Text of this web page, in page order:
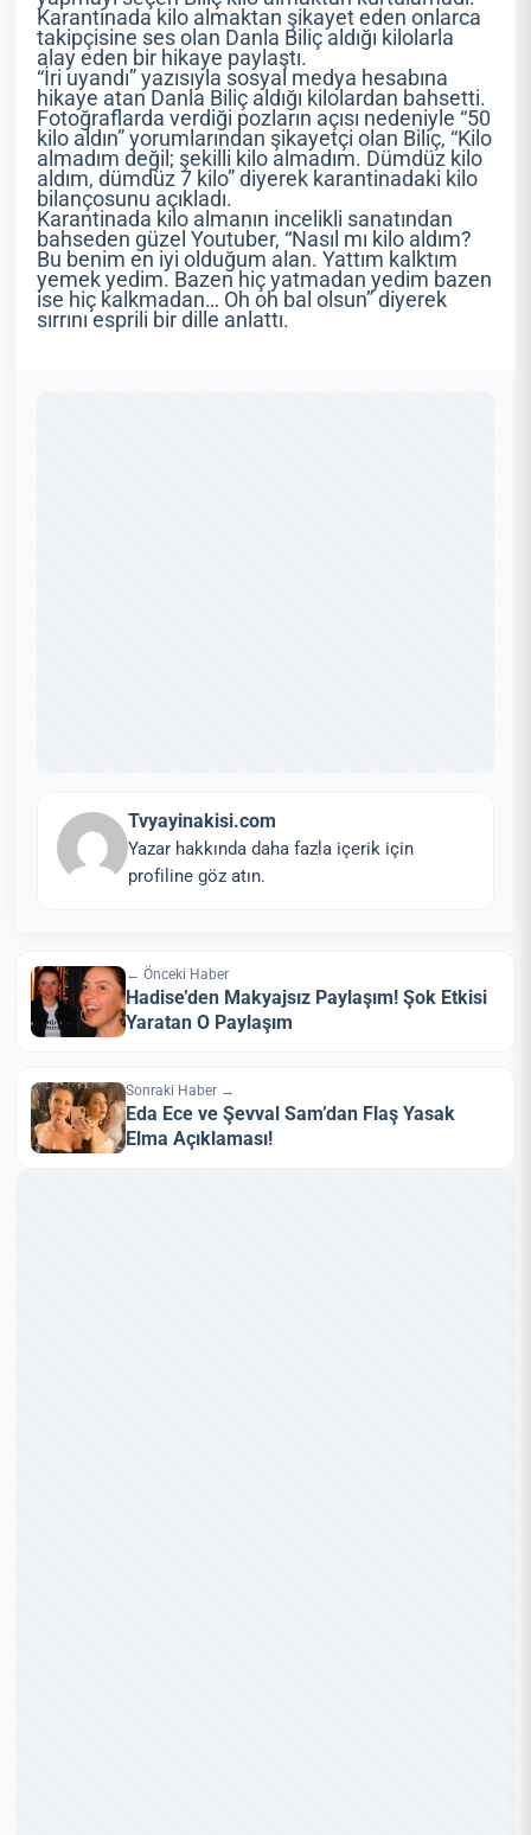
Karantinada kilo almaktan şikayet eden onlarca
takipçisine ses olan Danla Biliç aldığı kilolarla
alay eden bir hikaye paylaştı.
“İri uyandı” yazısıyla sosyal medya hesabına
hikaye atan Danla Biliç aldığı kilolardan bahsetti.
Fotoğraflarda verdiği pozların açısı nedeniyle “50
kilo aldın” yorumlarından şikayetçi olan Biliç, “Kilo
almadım değil; şekilli kilo almadım. Dümdüz kilo
aldım, dümdüz 7 kilo” diyerek karantinadaki kilo
bilançosunu açıkladı.
Karantinada kilo almanın incelikli sanatından
bahseden güzel Youtuber, “Nasıl mı kilo aldım?
Bu benim en iyi olduğum alan. Yattım kalktım
yemek yedim. Bazen hiç yatmadan yedim bazen
ise hiç kalkmadan… Oh oh bal olsun” diyerek
sırrını esprili bir dille anlattı.
Tvyayinakisi.com
Yazar hakkında daha fazla içerik için
profiline göz atın.
← Önceki Haber
Hadise’den Makyajsız Paylaşım! Şok Etkisi
Yaratan O Paylaşım
Sonraki Haber →
Eda Ece ve Şevval Sam’dan Flaş Yasak
Elma Açıklaması!